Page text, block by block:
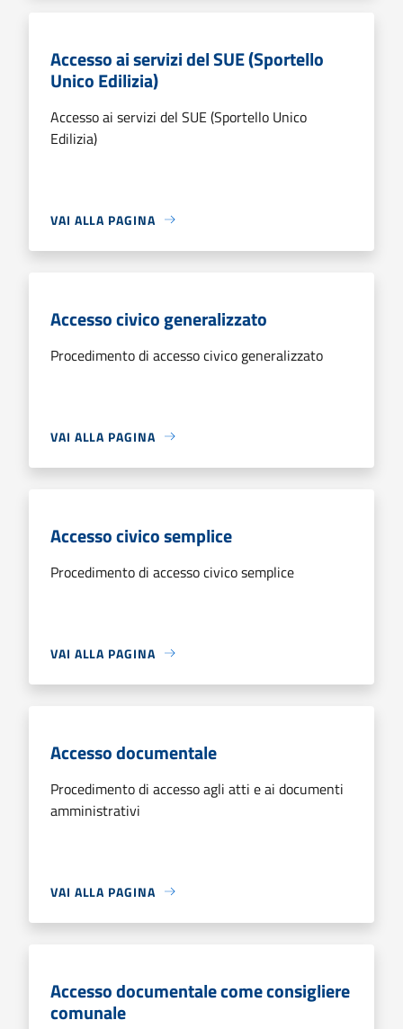
Accesso ai servizi del SUE (Sportello
Unico Edilizia)
Accesso ai servizi del SUE (Sportello Unico
Edilizia)
VAI ALLA PAGINA
Accesso civico generalizzato
Procedimento di accesso civico generalizzato
VAI ALLA PAGINA
Accesso civico semplice
Procedimento di accesso civico semplice
VAI ALLA PAGINA
Accesso documentale
Procedimento di accesso agli atti e ai documenti
amministrativi
VAI ALLA PAGINA
Accesso documentale come consigliere
comunale